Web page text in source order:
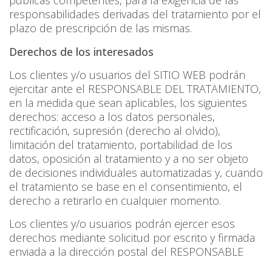
responsabilidades derivadas del tratamiento por el
plazo de prescripción de las mismas.
Derechos de los interesados
Los clientes y/o usuarios del SITIO WEB podrán
ejercitar ante el RESPONSABLE DEL TRATAMIENTO,
en la medida que sean aplicables, los siguientes
derechos: acceso a los datos personales,
rectificación, supresión (derecho al olvido),
limitación del tratamiento, portabilidad de los
datos, oposición al tratamiento y a no ser objeto
de decisiones individuales automatizadas y, cuando
el tratamiento se base en el consentimiento, el
derecho a retirarlo en cualquier momento.
Los clientes y/o usuarios podrán ejercer esos
derechos mediante solicitud por escrito y firmada
enviada a la dirección postal del RESPONSABLE